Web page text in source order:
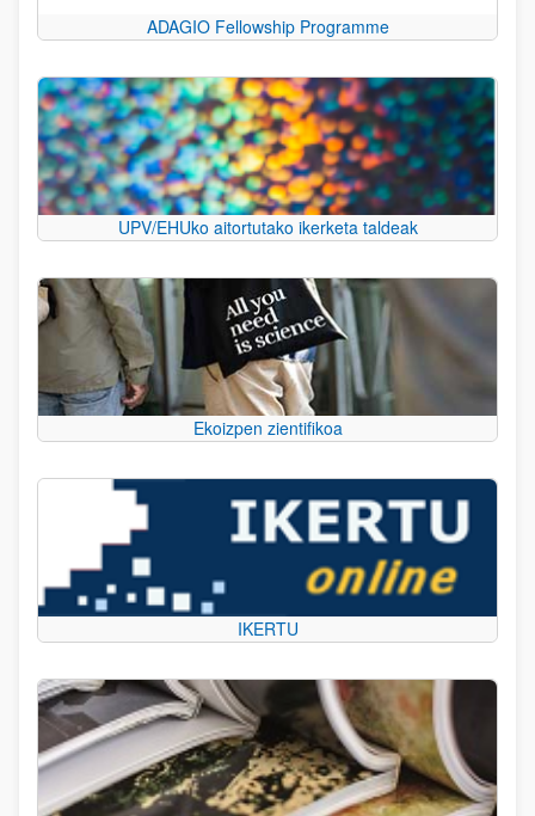
ADAGIO Fellowship Programme
UPV/EHUko aitortutako ikerketa taldeak
Ekoizpen zientifikoa
IKERTU